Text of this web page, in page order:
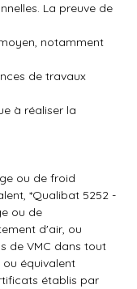
La preuve de
notamment
de travaux
à réaliser la
ou de froid
*Qualibat 5252 -
ou de
d'air, ou
de VMC dans tout
équivalent
établis par